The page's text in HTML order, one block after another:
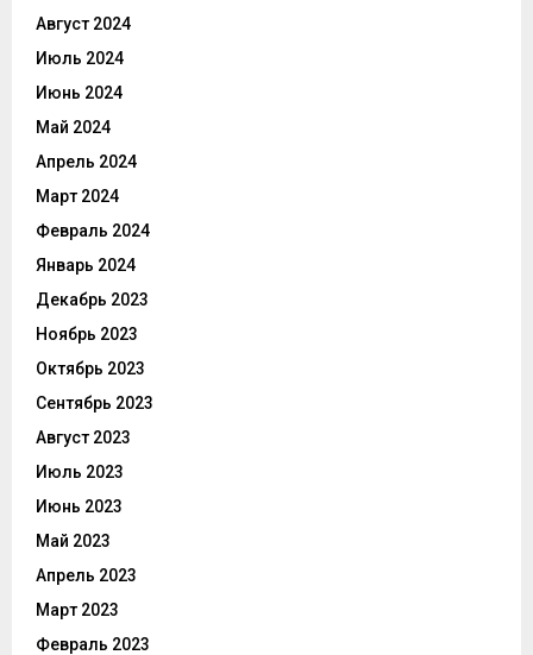
Август 2024
Июль 2024
Июнь 2024
Май 2024
Апрель 2024
Март 2024
Февраль 2024
Январь 2024
Декабрь 2023
Ноябрь 2023
Октябрь 2023
Сентябрь 2023
Август 2023
Июль 2023
Июнь 2023
Май 2023
Апрель 2023
Март 2023
Февраль 2023